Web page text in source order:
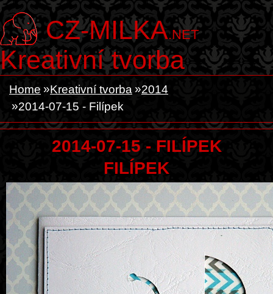
CZ-MILKA.NET
Kreativní tvorba
Home Kreativní tvorba
2014
2014-07-15 - Filípek
2014-07-15 - FILÍPEK
FILÍPEK